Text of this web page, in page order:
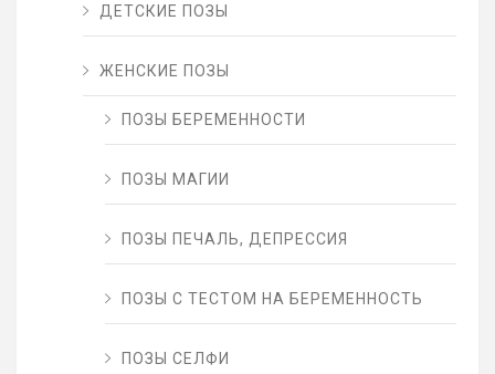
ДЕТСКИЕ ПОЗЫ
ЖЕНСКИЕ ПОЗЫ
ПОЗЫ БЕРЕМЕННОСТИ
ПОЗЫ МАГИИ
ПОЗЫ ПЕЧАЛЬ, ДЕПРЕССИЯ
ПОЗЫ С ТЕСТОМ НА БЕРЕМЕННОСТЬ
ПОЗЫ СЕЛФИ